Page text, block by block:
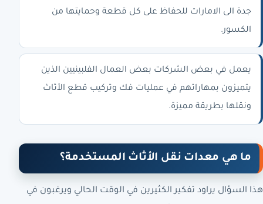
جدة الى الامارات للحفاظ على كل قطعة وحمايتها من
الكسور.
يعمل في بعض الشركات بعض العمال الفلبينيين الذين
يتميزون بمهاراتهم في عمليات فك وتركيب قطع الأثاث
ونقلها بطريقة مميزة.
ما هي معدات نقل الأثاث المستخدمة؟
هذا السؤال يراود تفكير الكثيرين في الوقت الحالي ويرغبون في